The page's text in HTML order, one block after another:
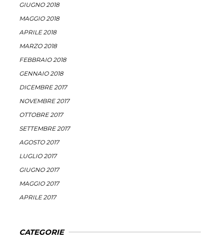
GIUGNO 2018
MAGGIO 2018
APRILE 2018
MARZO 2018
FEBBRAIO 2018
GENNAIO 2018
DICEMBRE 2017
NOVEMBRE 2017
OTTOBRE 2017
SETTEMBRE 2017
AGOSTO 2017
LUGLIO 2017
GIUGNO 2017
MAGGIO 2017
APRILE 2017
CATEGORIE